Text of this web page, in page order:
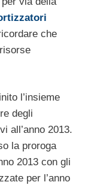
che
l’insieme
degli
all’anno 2013.
la proroga
2013 con gli
per l’anno